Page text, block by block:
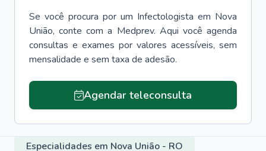
Se você procura por um Infectologista em Nova
União, conte com a Medprev. Aqui você agenda
consultas e exames por valores acessíveis, sem
mensalidade e sem taxa de adesão.
Agendar teleconsulta
Especialidades em Nova União - RO